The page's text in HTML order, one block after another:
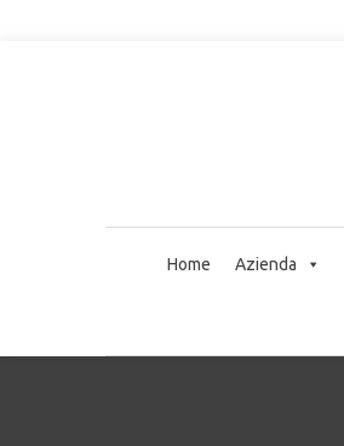
Home Azienda